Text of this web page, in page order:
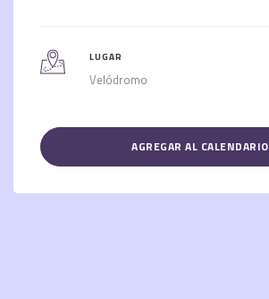
LUGAR
Velódromo
AGREGAR AL CALENDARIO